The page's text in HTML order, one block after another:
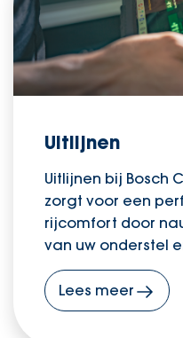
Uitlijnen
Uitlijnen bij Bosch
zorgt voor een
rijcomfort door
van uw onderstel
Lees meer